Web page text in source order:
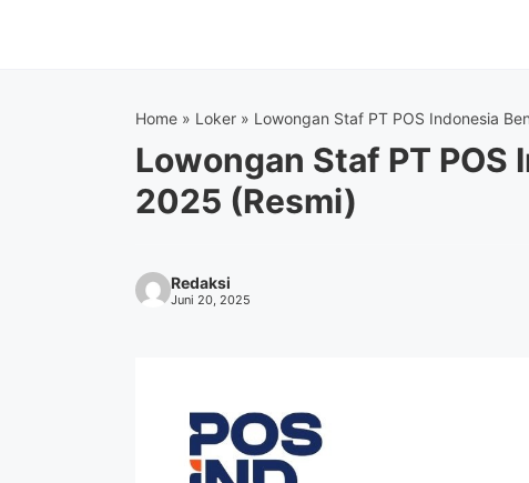
Home » Loker » Lowongan Staf PT POS Indonesia
Lowongan Staf PT
2025 (Resmi)
Redaksi
Juni 20, 2025